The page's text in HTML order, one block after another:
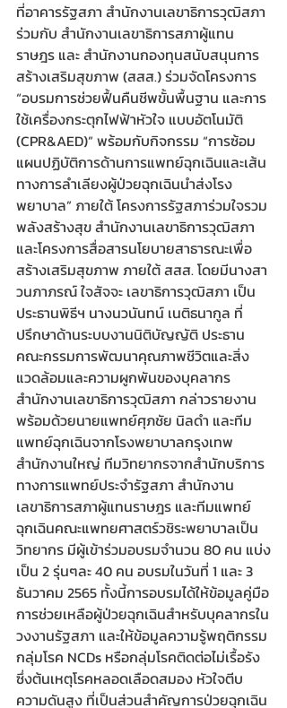
ที่อาคารรัฐสภา สำนักงานเลขาธิการวุฒิสภา
ร่วมกับ สำนักงานเลขาธิการสภาผู้แทน
ราษฎร และ สำนักงานกองทุนสนับสนุนการ
สร้างเสริมสุขภาพ (สสส.) ร่วมจัดโครงการ
“อบรมการช่วยฟื้นคืนชีพขั้นพื้นฐาน และการ
ใช้เครื่องกระตุกไฟฟ้าหัวใจ แบบอัตโนมัติ
(CPR&AED)” พร้อมกับกิจกรรม “การซ้อม
แผนปฏิบัติการด้านการแพทย์ฉุกเฉินและเส้น
ทางการลำเลียงผู้ป่วยฉุกเฉินนำส่งโรง
พยาบาล” ภายใต้ โครงการรัฐสภาร่วมใจรวม
พลังสร้างสุข สำนักงานเลขาธิการวุฒิสภา
และโครงการสื่อสารนโยบายสาธารณะเพื่อ
สร้างเสริมสุขภาพ ภายใต้ สสส. โดยมีนางสา
วนภาภรณ์ ใจสัจจะ เลขาธิการวุฒิสภา เป็น
ประธานพิธีฯ นางนวนันทน์ เนติธนากูล ที่
ปรึกษาด้านระบบงานนิติบัญญัติ ประธาน
คณะกรรมการพัฒนาคุณภาพชีวิตและสิ่ง
แวดล้อมและความผูกพันของบุคลากร
สำนักงานเลขาธิการวุฒิสภา กล่าวรายงาน
พร้อมด้วยนายแพทย์ศุภชัย นิลดำ และทีม
แพทย์ฉุกเฉินจากโรงพยาบาลกรุงเทพ
สำนักงานใหญ่ ทีมวิทยากรจากสำนักบริการ
ทางการแพทย์ประจำรัฐสภา สำนักงาน
เลขาธิการสภาผู้แทนราษฎร และทีมแพทย์
ฉุกเฉินคณะแพทยศาสตร์วชิระพยาบาลเป็น
วิทยากร มีผู้เข้าร่วมอบรมจำนวน 80 คน แบ่ง
เป็น 2 รุ่นๆละ 40 คน อบรมในวันที่ 1 และ 3
ธันวาคม 2565 ทั้งนี้การอบรมได้ให้ข้อมูลคู่มือ
การช่วยเหลือผู้ป่วยฉุกเฉินสำหรับบุคลากรใน
วงงานรัฐสภา และให้ข้อมูลความรู้พฤติกรรม
กลุ่มโรค NCDs หรือกลุ่มโรคติดต่อไม่เรื้อรัง
ซึ่งต้นเหตุโรคหลอดเลือดสมอง หัวใจตีบ
ความดันสูง ที่เป็นส่วนสำคัญการป่วยฉุกเฉิน